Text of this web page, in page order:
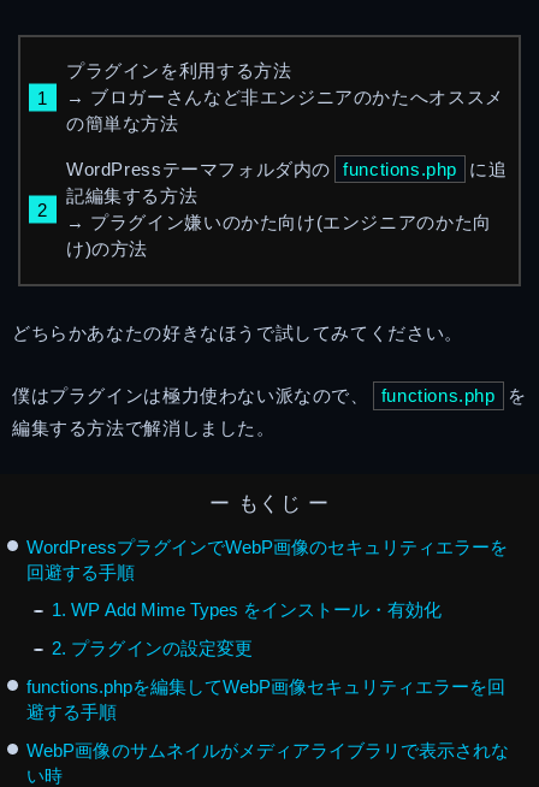
プラグインを利用する方法
→ ブロガーさんなど非エンジニアのかたへオススメ
の簡単な方法
WordPressテーマフォルダ内の functions.php
に追
記編集する方法
→ プラグイン嫌いのかた向け(エンジニアのかた向
け)の方法
どちらかあなたの好きなほうで試してみてください。
僕はプラグインは極力使わない派なので、 functions.php
を
編集する方法で解消しました。
ー もくじ ー
WordPressプラグインでWebP画像のセキュリティエラーを
回避する手順
1. WP Add Mime Types をインストール・有効化
2. プラグインの設定変更
functions.phpを編集してWebP画像セキュリティエラーを回
避する手順
WebP画像のサムネイルがメディアライブラリで表示されな
い時